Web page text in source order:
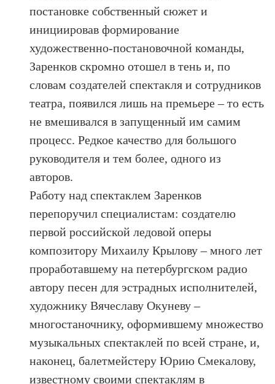
постановке собственный сюжет и
инициировав формирование
художественно-постановочной команды,
Заренков скромно отошел в тень и, по
словам создателей спектакля и сотрудников
театра, появился лишь на премьере – то есть
не вмешивался в запущенный им самим
процесс. Редкое качество для большого
руководителя и тем более, одного из
авторов.
Работу над спектаклем Заренков
перепоручил специалистам: создателю
первой российской ледовой оперы
композитору Михаилу Крылову – много лет
проработавшему на петербургском радио
автору песен для эстрадных исполнителей,
художнику Вячеславу Окуневу –
многостаночнику, оформившему множество
музыкальных спектаклей по всей стране, и,
наконец, балетмейстеру Юрию Смекалову,
известному своими спектаклям в